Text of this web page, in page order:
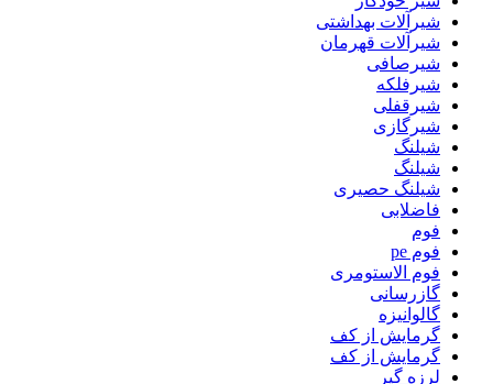
شیرآلات بهداشتی
شیرآلات قهرمان
شیرصافی
شیرفلکه
شیرقفلی
شیرگازی
شیلنگ
شیلنگ
شیلنگ حصیری
فاضلابی
فوم
فوم pe
فوم الاستومری
گازرسانی
گالوانیزه
گرمایش از کف
گرمایش از کف
لرزه گیر